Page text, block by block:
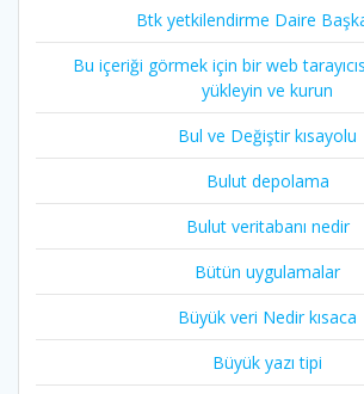
Btk yetkilendirme Daire
Bu içeriği görmek için bir web
yükleyin ve kurun
Bul ve Değiştir kısayolu
Bulut depolama
Bulut veritabanı nedir
Bütün uygulamalar
Büyük veri Nedir kısaca
Büyük yazı tipi